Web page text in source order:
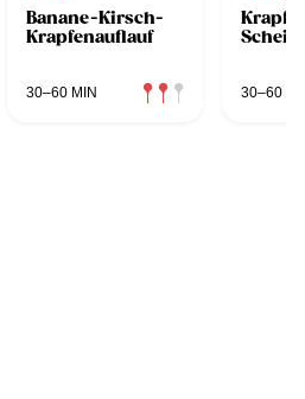
Banane-Kirsch-
Krapfenauflauf
30–60 MIN 30–60